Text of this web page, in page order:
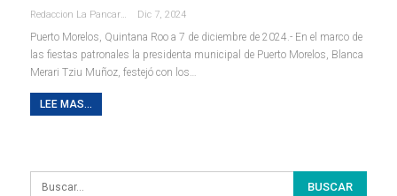
Dic 7, 2024
Puerto Morelos, Quintana Roo a 7 de diciembre de 2024.- En el marco de
las fiestas patronales la presidenta municipal de Puerto Morelos, Blanca
Merari Tziu Muñoz, festejó con los
LEE MAS...